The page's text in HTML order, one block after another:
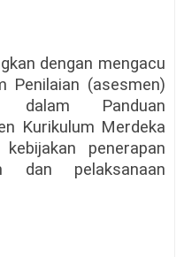
dengan mengacu
Penilaian (asesmen)
dalam Panduan
Kurikulum Merdeka
penerapan
dan pelaksanaan